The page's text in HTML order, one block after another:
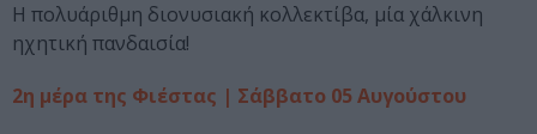
Η πολυάριθμη διονυσιακή κολλεκτίβα, μία χάλκινη
ηχητική πανδαισία!
2η μέρα της Φιέστας | Σάββατο 05 Αυγούστου